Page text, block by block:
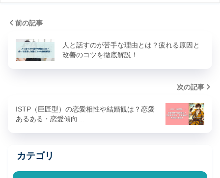
前の記事
人と話すのが苦手な理由とは？疲れる原因と
改善のコツを徹底解説！
次の記事
ISTP（巨匠型）の恋愛相性や結婚観は？恋愛
あるある・恋愛傾向…
カテゴリ